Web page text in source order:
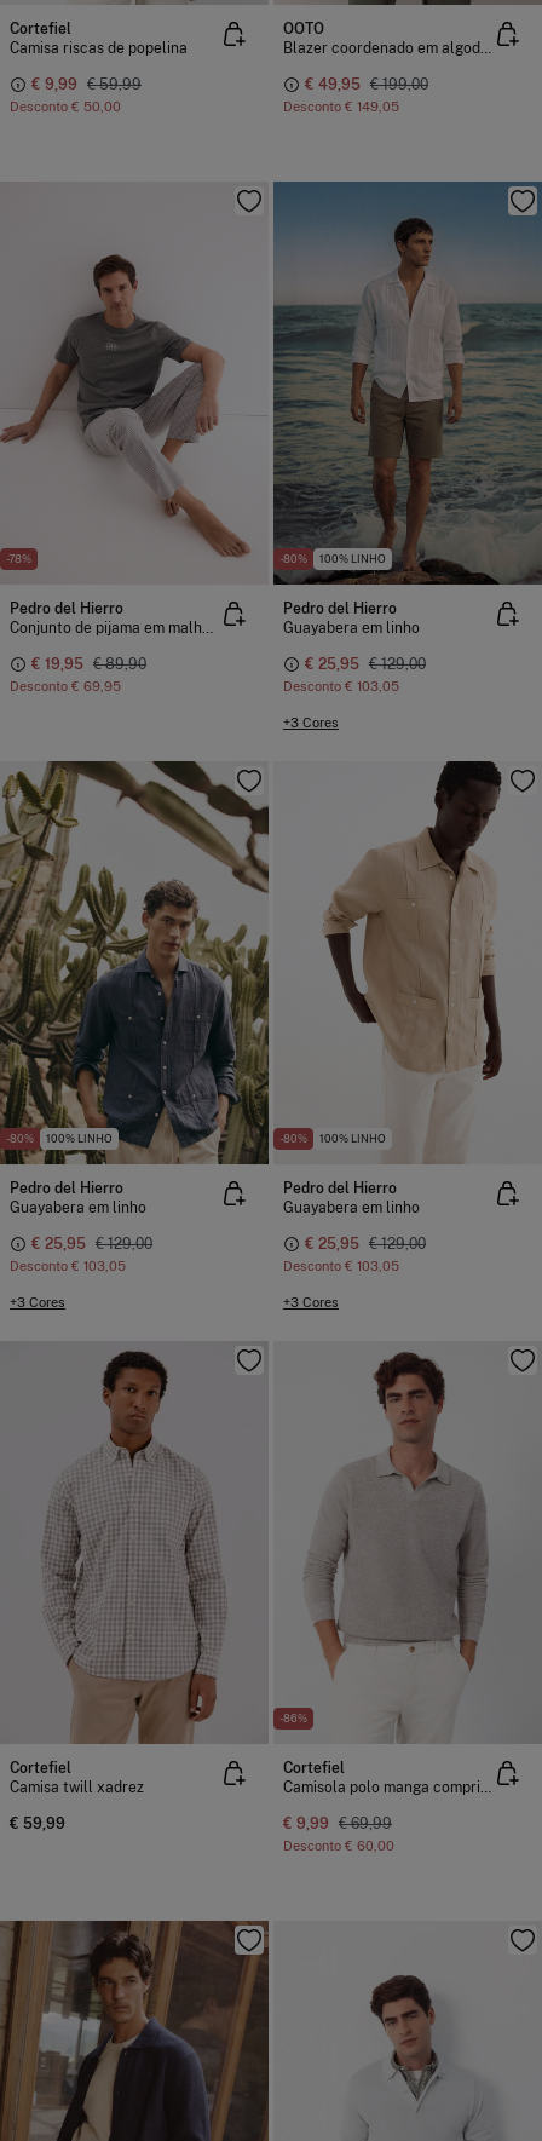
Cortefiel
Camisa riscas de popelina
€ 9,99 € 59,99
Desconto € 50,00
OOTO
Blazer coordenado em algodão
€ 49,95 € 199,00
Desconto € 149,05
-78%
Pedro del Hierro
Conjunto de pijama em malha e tecido
€ 19,95 € 89,90
Desconto € 69,95
-80% 100% LINHO
Pedro del Hierro
Guayabera em linho
€ 25,95 € 129,00
Desconto € 103,05
+3 Cores
-80% 100% LINHO
Pedro del Hierro
Guayabera em linho
€ 25,95 € 129,00
Desconto € 103,05
+3 Cores
-80% 100% LINHO
Pedro del Hierro
Guayabera em linho
€ 25,95 € 129,00
Desconto € 103,05
+3 Cores
Cortefiel
Camisa twill xadrez
€ 59,99
-86%
Cortefiel
Camisola polo manga comprida torçal
€ 9,99 € 69,99
Desconto € 60,00